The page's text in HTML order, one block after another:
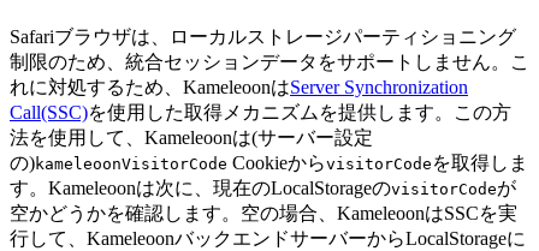
Safariブラウザは、ローカルストレージパーティショニング
制限のため、統合セッションデータをサポートしません。こ
れに対処するため、KameleoonはServer Synchronization
Call(SSC)を使用した取得メカニズムを提供します。この方
法を使用して、Kameleoonは(サーバー設定
の)kameleoonVisitorCode CookieからvisitorCode を取得しま
す。Kameleoonは次に、現在のLocalStorageのvisitorCodeが
空かどうかを確認します。空の場合、KameleoonはSSCを実
行して、KameleoonバックエンドサーバーからLocalStorageに